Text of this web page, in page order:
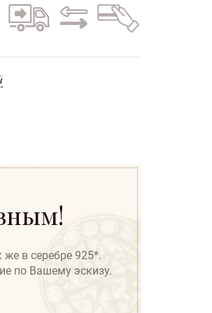
Бесплатная
доставка
по всей
Обмен
старого
на
Кредит
на все
изделия
в серебре 925*.
по Вашему эскизу.